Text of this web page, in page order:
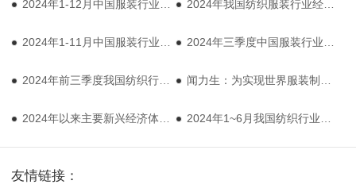
2024年1-12月中国服装行业经济运行简报 2024年我国纺织服装行业经济运行总体平稳
2024年1-11月中国服装行业经济运行简报 2024年三季度中国服装行业经济运行分析
2024年前三季度我国纺织行业经济运行稳中承压 闻力生：为实现世界服装制造强国前列事业而健康工作70年——向国庆75周年献礼
2024年以来主要新兴经济体纺织品服装贸易概况 2024年1~6月我国纺织行业经济运行稳中有进
友情链接：